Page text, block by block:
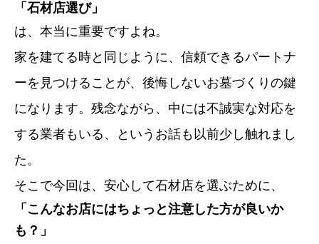
「石材店選び」
は、本当に重要ですよね。
家を建てる時と同じように、信頼できるパートナ
ーを見つけることが、後悔しないお墓づくりの鍵
になります。残念ながら、中には不誠実な対応を
する業者もいる、というお話も以前少し触れまし
た。
そこで今回は、安心して石材店を選ぶために、
「こんなお店にはちょっと注意した方が良いか
も？」